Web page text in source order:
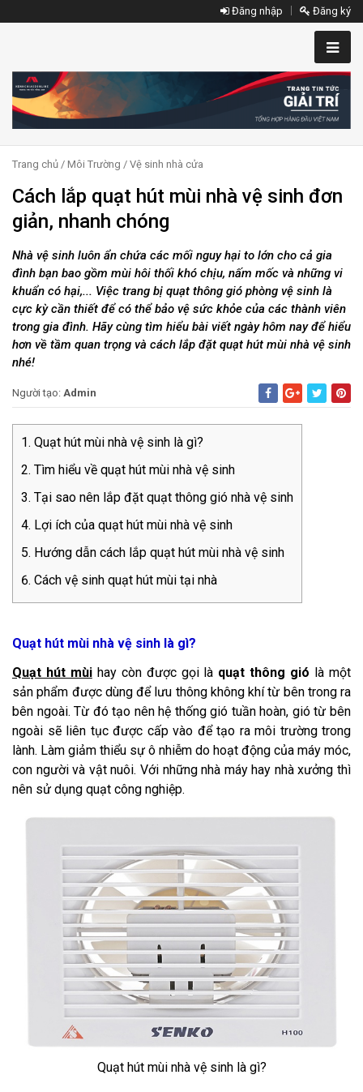
Đăng nhập Đăng ký
Trang chủ / Môi Trường / Vệ sinh nhà cửa
Cách lắp quạt hút mùi nhà vệ sinh đơn
giản, nhanh chóng
Nhà vệ sinh luôn ẩn chứa các mối nguy hại to lớn cho cả gia
đình bạn bao gồm mùi hôi thối khó chịu, nấm mốc và những vi
khuẩn có hại,... Việc trang bị quạt thông gió phòng vệ sinh là
cực kỳ cần thiết để có thể bảo vệ sức khỏe của các thành viên
trong gia đình. Hãy cùng tìm hiểu bài viết ngày hôm nay để hiểu
hơn về tầm quan trọng và cách lắp đặt quạt hút mùi nhà vệ sinh
nhé!
Người tạo: Admin
Quạt hút mùi nhà vệ sinh là gì?
Tìm hiểu về quạt hút mùi nhà vệ sinh
Tại sao nên lắp đặt quạt thông gió nhà vệ sinh
Lợi ích của quạt hút mùi nhà vệ sinh
Hướng dẫn cách lắp quạt hút mùi nhà vệ sinh
Cách vệ sinh quạt hút mùi tại nhà
Quạt hút mùi nhà vệ sinh là gì?
Quạt hút mùihay còn được gọi là quạt thông gió là một
sản phẩm được dùng để lưu thông không khí từ bên trong ra
bên ngoài. Từ đó tạo nên hệ thống gió tuần hoàn, gió từ bên
ngoài sẽ liên tục được cấp vào để tạo ra môi trường trong
lành. Làm giảm thiểu sự ô nhiễm do hoạt động của máy móc,
con người và vật nuôi. Với những nhà máy hay nhà xưởng thì
nên sử dụng quạt công nghiệp.
Quạt hút mùi nhà vệ sinh là gì?